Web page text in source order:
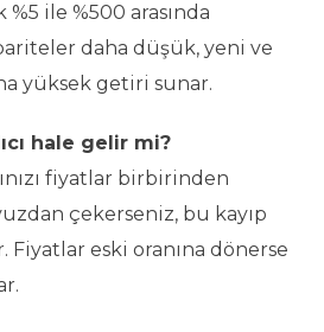
ile %500 arasında
daha düşük, yeni ve
yüksek getiri sunar.
hale gelir mi?
fiyatlar birbirinden
çekerseniz, bu kayıp
eski oranına dönerse